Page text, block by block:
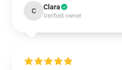
C Clara
Verified owner